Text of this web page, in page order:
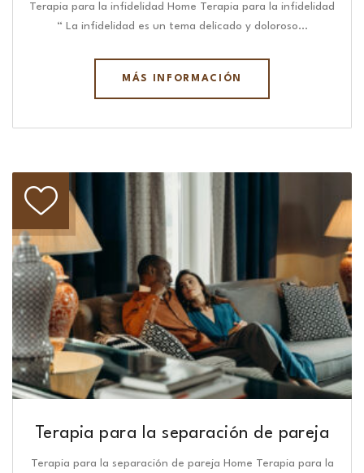
Terapia para la infidelidad Home Terapia para la infidelidad
“ La infidelidad es un tema delicado y doloroso…
MÁS INFORMACIÓN
Terapia para la separación de pareja
Terapia para la separación de pareja Home Terapia para la